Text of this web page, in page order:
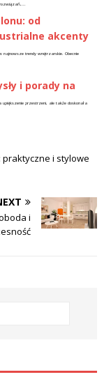
rozwiązań,...
od
akcenty
najnowsze trendy wnętrzarskie. Obecnie
i porady na
przestrzeni, ale także doskonała
i stylowe
i